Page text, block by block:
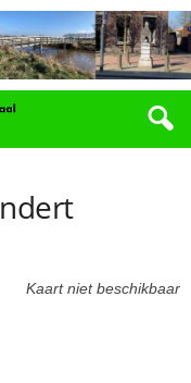
Kaart niet beschikbaar